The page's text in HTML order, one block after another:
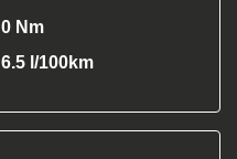
0 Nm
6.5 l/100km